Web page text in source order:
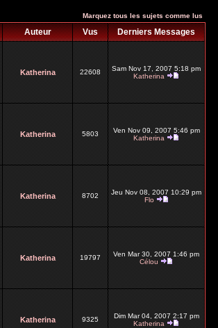
Marquez tous les sujets comme lus
Auteur Vus Derniers Messages
Katherina 22608
Sam Nov 17, 2007 5:18 pm
Katherina
Katherina 5803
Ven Nov 09, 2007 5:46 pm
Katherina
Katherina 8702
Jeu Nov 08, 2007 10:29 pm
Flo
Katherina 19797
Ven Mar 30, 2007 1:46 pm
Célou
Katherina 9325
Dim Mar 04, 2007 2:17 pm
Katherina